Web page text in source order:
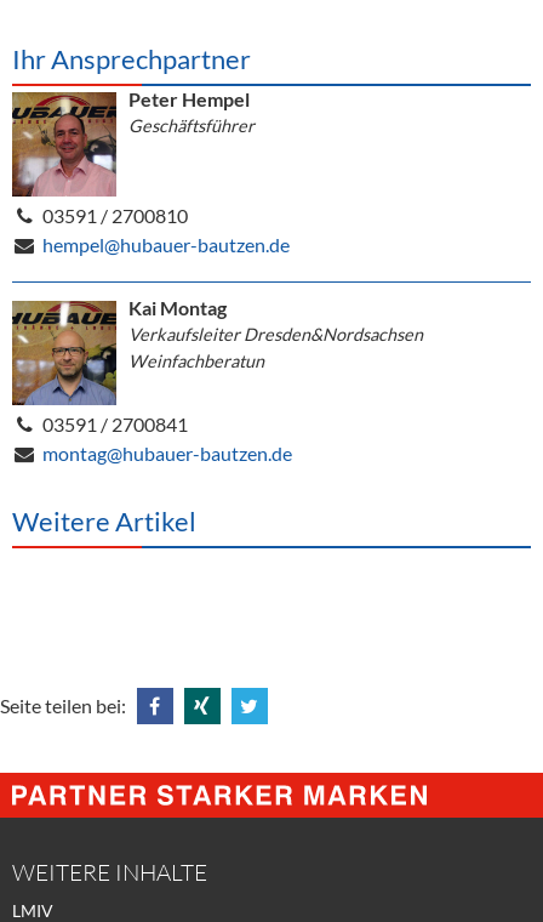
Verpackung
Hygieneartikel & Desinfektion
Ihr Ansprechpartner
Peter Hempel
Geschäftsführer
03591 / 2700810
hempel@hubauer-bautzen.de
Kai Montag
Verkaufsleiter Dresden&Nordsachsen
Weinfachberatun
03591 / 2700841
montag@hubauer-bautzen.de
Weitere Artikel
Seite teilen bei:
@
Facebook
@
Xing
@
Twitter
WEITERE INHALTE
LMIV